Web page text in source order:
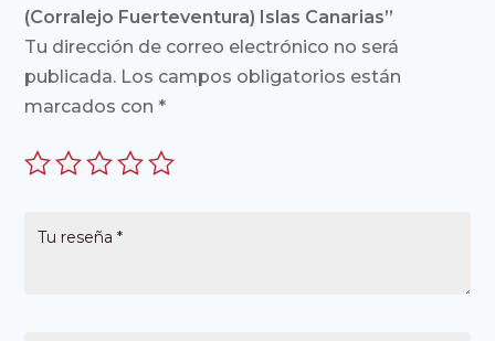
(Corralejo Fuerteventura) Islas Canarias”
Tu dirección de correo electrónico no será
publicada. Los campos obligatorios están
marcados con*